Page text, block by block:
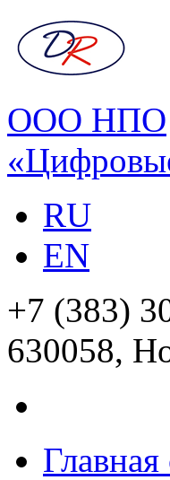
ООО НПО
RU
EN
+7 (383)
630058,